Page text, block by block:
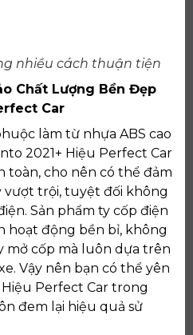
nhiều cách thuận tiện
Chất Lượng Bền Đẹp
Car
làm từ nhựa ABS cao
2021+ Hiệu Perfect Car
toàn, cho nên có thể đảm
vượt trội, tuyệt đối không
Sản phẩm ty cốp điện
hoạt động bền bỉ, không
mở cốp mà luôn dựa trên
Vậy nên bạn có thể yên
Perfect Car trong
đem lại hiệu quả sử